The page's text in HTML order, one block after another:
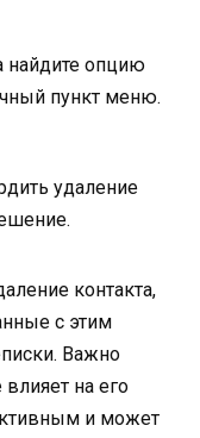
найдите опцию
пункт меню.
удаление
контакта,
с этим
Важно
влияет на его
и может